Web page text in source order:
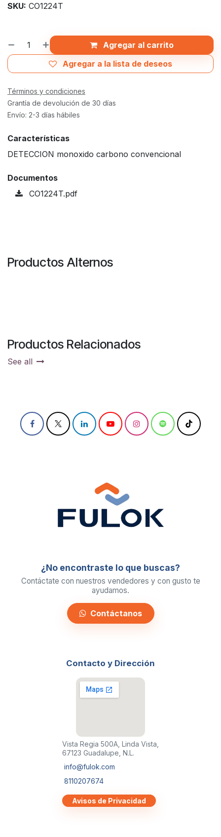
SKU: CO1224T
Agregar al carrito
Agregar a la lista de deseos
Términos y condiciones
Grantía de devolución de 30 días
Envío: 2-3 días hábiles
Características
DETECCION monoxido carbono convencional
Documentos
CO1224T.pdf
Productos Alternos
Productos Relacionados
See all
¿No encontraste lo que buscas?
Contáctate con nuestros vendedores y con gusto te
ayudamos.
Contáctanos
Contacto y Dirección
Vista Regia 500A, Linda Vista,
67123 Guadalupe, N.L.
info@fulok.com
8110207674
Avisos de Privacidad